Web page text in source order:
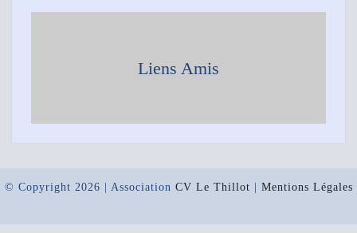
Liens Amis
© Copyright 2026 Association CV Le Thillot Mentions Légales